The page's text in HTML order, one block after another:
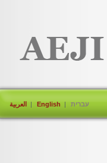
עברית English العربية